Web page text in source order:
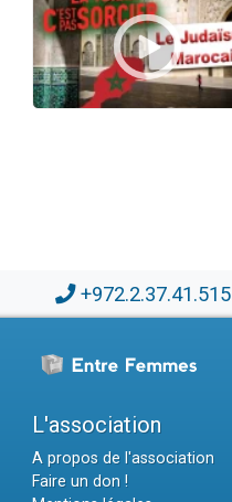
+972.2.37.41.515
L'association
A propos de l'association
Faire un don !